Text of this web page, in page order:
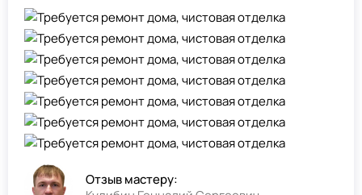
Отзыв мастеру: